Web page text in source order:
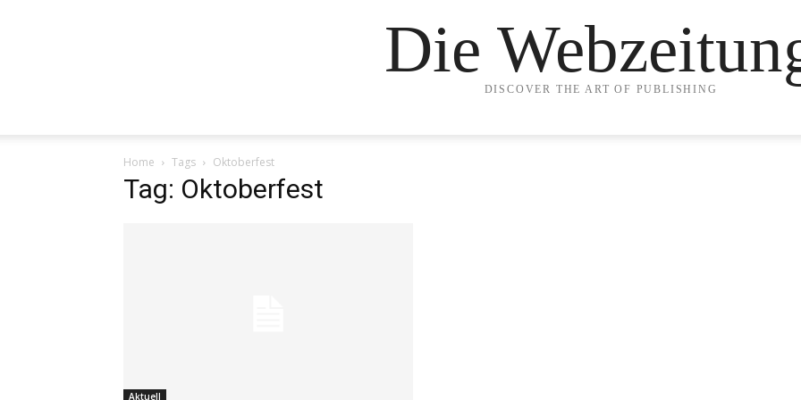
Die
DISCOVER THE ART OF PUBLISHING
Home Tags Oktoberfest
Tag: Oktoberfest
Aktuell